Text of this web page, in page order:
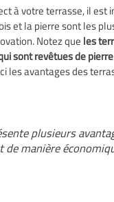
à votre terrasse, il est
et la pierre sont les
Notez queles
sont revêtues de
les avantages des
plusieurs
de manière